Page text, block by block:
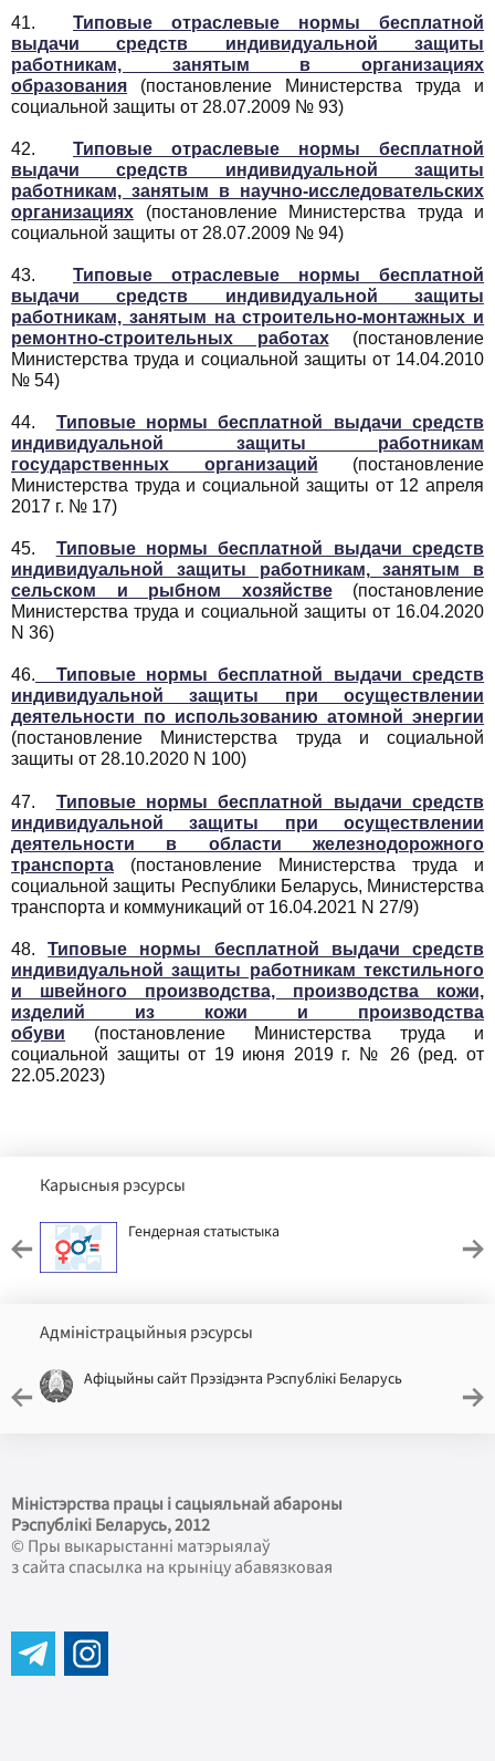
41. Типовые отраслевые нормы бесплатной
выдачи средств индивидуальной защиты
работникам, занятым в организациях
образования (постановление Министерства труда и
социальной защиты от 28.07.2009 № 93)
42. Типовые отраслевые нормы бесплатной
выдачи средств индивидуальной защиты
работникам, занятым в научно-исследовательских
организациях (постановление Министерства труда и
социальной защиты от 28.07.2009 № 94)
43. Типовые отраслевые нормы бесплатной
выдачи средств индивидуальной защиты
работникам, занятым на строительно-монтажных и
ремонтно-строительных работах(постановление
Министерства труда и социальной защиты от 14.04.2010
№ 54)
44. Типовые нормы бесплатной выдачи средств
индивидуальной защиты работникам
государственных организаций (постановление
Министерства труда и социальной защиты от 12 апреля
2017 г. № 17)
45. Типовые нормы бесплатной выдачи средств
индивидуальной защиты работникам, занятым в
сельском и рыбном хозяйстве(постановление
Министерства труда и социальной защиты от 16.04.2020
N 36)
46. Типовые нормы бесплатной выдачи средств
индивидуальной защиты при осуществлении
деятельности по использованию атомной энергии
(постановление Министерства труда и социальной
защиты от 28.10.2020 N 100)
47. Типовые нормы бесплатной выдачи средств
индивидуальной защиты при осуществлении
деятельности в области железнодорожного
транспорта (постановление Министерства труда и
социальной защиты Республики Беларусь, Министерства
транспорта и коммуникаций от 16.04.2021 N 27/9)
48.Типовые нормы бесплатной выдачи средств
индивидуальной защиты работникам текстильного
и швейного производства, производства кожи,
изделий из кожи и производства
обуви (постановление Министерства труда и
социальной защиты от 19 июня 2019 г. № 26 (ред. от
22.05.2023)
Карысныя рэсурсы
Гендерная статыстыка
Адміністрацыйныя рэсурсы
Афіцыйны сайт Прэзідэнта Рэспублікі Беларусь
Міністэрства працы і сацыяльнай абароны
Рэспублікі Беларусь, 2012
© Пры выкарыстанні матэрыялаў
з сайта спасылка на крыніцу абавязковая